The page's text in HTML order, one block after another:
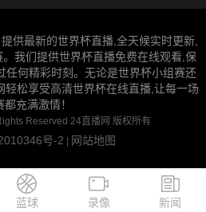
供最新的世界杯直播,全天候实时更新,
我们提供世界杯直播免费在线观看,保
任何精彩时刻。无论是世界杯小组赛还
松享受高清世界杯在线直播,让每一场
都充满激情！
Reserved 24直播网 版权所有
号-2 | 网站地图
蓝球 录像 新闻